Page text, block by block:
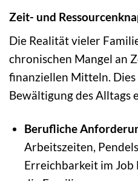
Zeit- und
Die Realität vieler
chronischen Mangel an
finanziellen Mitteln.
Bewältigung des Alltags
Berufliche
Arbeitszeiten,
Erreichbarkeit im Job